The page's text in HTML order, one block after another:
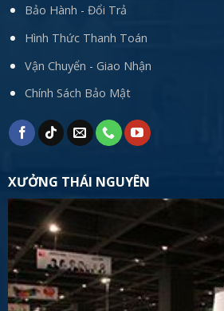
Bảo Hành - Đổi Trả
Hình Thức Thanh Toán
Vận Chuyển - Giao Nhận
Chính Sách Bảo Mật
XƯỞNG THÁI NGUYÊN